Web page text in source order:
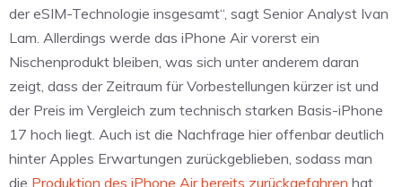
der eSIM-Technologie insgesamt“, sagt Senior Analyst Ivan
Lam. Allerdings werde das iPhone Air vorerst ein
Nischenprodukt bleiben, was sich unter anderem daran
zeigt, dass der Zeitraum für Vorbestellungen kürzer ist und
der Preis im Vergleich zum technisch starken Basis-iPhone
17 hoch liegt. Auch ist die Nachfrage hier offenbar deutlich
hinter Apples Erwartungen zurückgeblieben, sodass man
die Produktion des iPhone Air bereits zurückgefahren hat.